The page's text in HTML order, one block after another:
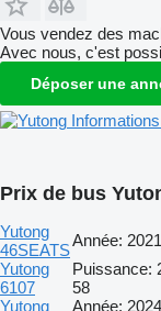
Vous vendez des
Avec nous, c'est
Déposer une
Prix de bus
Yutong
46SEATS
Année:
Yutong
6107
Puissance:
58
Yutong
Année: